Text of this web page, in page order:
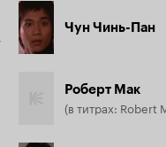
Воном, являющимся
и переходит дорогу
Чун Чинь-Пан
Роберт Мак
(в титрах: Robert